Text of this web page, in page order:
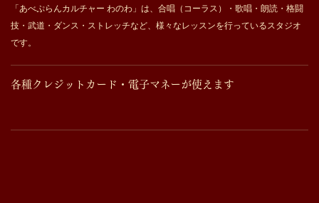
「あべぷらんカルチャー わのわ」は、合唱（コーラス）・歌唱・朗読・格闘
技・武道・ダンス・ストレッチなど、様々なレッスンを行っているスタジオ
です。
各種クレジットカード・電子マネーが使えます